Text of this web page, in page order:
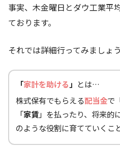
事実、木金曜日とダウ工業平
ております。
それでは詳細行ってみましょ
「家計を助ける 」 とは…
株式保有でもらえる配当金で
「家賃」を払ったり、将来的
のような役割に育てていくこ